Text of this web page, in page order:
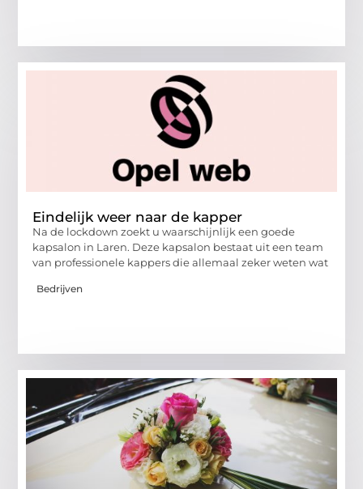
Eindelijk weer naar de kapper
Na de lockdown zoekt u waarschijnlijk een goede
kapsalon in Laren. Deze kapsalon bestaat uit een team
van professionele kappers die allemaal zeker weten wat
Bedrijven